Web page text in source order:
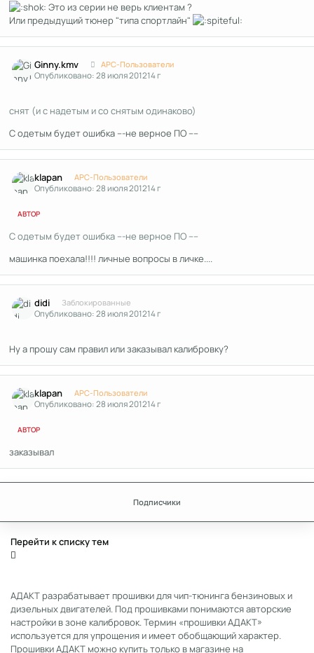
Это из серии не верь клиентам ?
Или предыдущий тюнер "типа спортлайн"
Ginny.kmv APC-Пользователи
Опубликовано:28 июля 201214 г
снят (и с надетым и со снятым одинаково)
C одетым будет ошибка ---не верное ПО ----
klapan APC-Пользователи
Опубликовано:28 июля 201214 г
АВТОР
C одетым будет ошибка ---не верное ПО ----
машинка поехала!!!! личные вопросы в личке....
didi Заблокированные
Опубликовано:28 июля 201214 г
Ну а прошу сам правил или заказывал калибровку?
klapan APC-Пользователи
Опубликовано:28 июля 201214 г
АВТОР
заказывал
Подписчики
Перейти к списку тем
АДАКТ разрабатывает прошивки для чип-тюнинга бензиновых и
дизельных двигателей. Под прошивками понимаются авторские
настройки в зоне калибровок. Термин «прошивки АДАКТ»
используется для упрощения и имеет обобщающий характер.
Прошивки АДАКТ можно купить только в магазине на